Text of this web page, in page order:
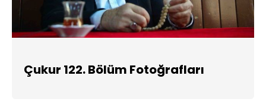
Çukur 122. Bölüm Fotoğrafları